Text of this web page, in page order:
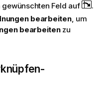
Feld auf
.
bearbeiten, um
bearbeitenzu